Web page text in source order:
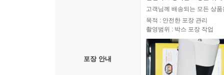
포장 안내
고객님께 배송되는 모든 상
목적 : 안전한 포장 관리
촬영범위 : 박스 포장 작업